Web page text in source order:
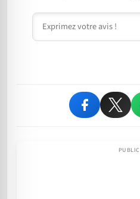
Commentaire